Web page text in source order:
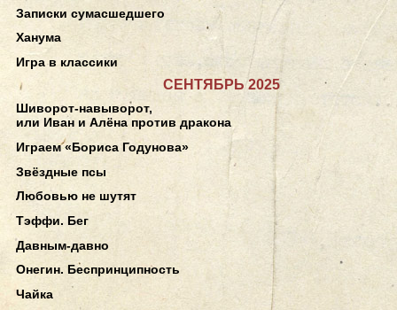
Записки сумасшедшего
Ханума
Игра в классики
СЕНТЯБРЬ 2025
Шиворот-навыворот,
или Иван и Алёна против дракона
Играем «Бориса Годунова»
Звёздные псы
Любовью не шутят
Тэффи. Бег
Давным-давно
Онегин. Беспринципность
Чайка